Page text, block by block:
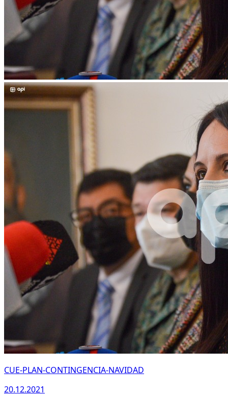
CUE-PLAN-CONTINGENCIA-NAVIDAD
20.12.2021